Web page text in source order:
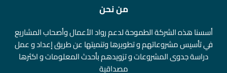
من نحن
أسسنا هذه الشركة الطموحة لدعم رواد الأعمال وأصحاب المشاريع
في تأسيس مشروعاتهم و تطويرها وتنميتها عن طريق إعداد و عمل
دراسة جدوى المشروعات و تزويدهم بأحدث المعلومات و اكثرها
مصداقية